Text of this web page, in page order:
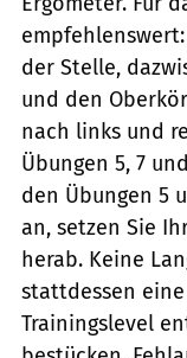
der Stelle,
und den
nach links und
Übungen 5, 7
den Übungen 5
an, setzen Sie
herab. Keine
stattdessen
Trainingslevel